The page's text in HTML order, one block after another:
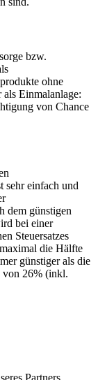
bzw.
ohne
als Einmalanlage:
von Chance
sehr einfach und
dem günstigen
bei einer
Steuersatzes
die Hälfte
günstiger als die
von 26% (inkl.
Partners